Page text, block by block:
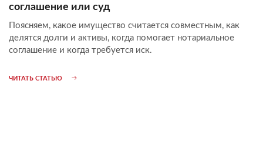
соглашение или суд
Поясняем, какое имущество считается совместным, как
делятся долги и активы, когда помогает нотариальное
соглашение и когда требуется иск.
ЧИТАТЬ СТАТЬЮ